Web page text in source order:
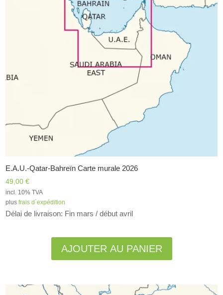
E.A.U.-Qatar-Bahreïn Carte murale 2026
49,00€
incl. 10% TVA
plusfrais d´expédition
Délai de livraison: Fin mars / début avril
AJOUTER AU PANIER